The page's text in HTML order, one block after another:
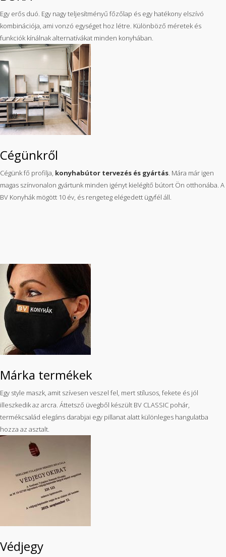
Egy erős duó. Egy nagy teljesítményű főzőlap és egy hatékony elszívó
kombinációja, ami vonzó egységet hoz létre. Különböző méretek és
funkciók kínálnak alternatívákat minden konyhában.
Cégünkről
Cégünk fő profilja, konyhabútor tervezés és gyártás. Mára már igen
magas színvonalon gyártunk minden igényt kielégítő bútort Ön otthonába. A
BV Konyhák mögött 10 év, és rengeteg elégedett ügyfél áll.
Márka termékek
Egy style maszk, amit szívesen veszel fel, mert stílusos, fekete és jól
illeszkedik az arcra. Áttetsző üvegből készült BV CLASSIC pohár,
termékcsalád elegáns darabjai egy pillanat alatt különleges hangulatba
hozza az asztalt.
Védjegy